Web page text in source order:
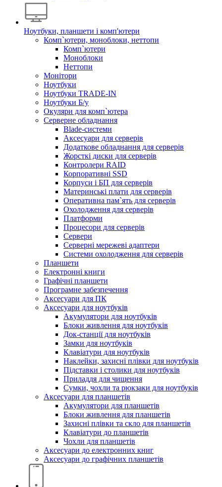
Ноутбуки, планшети і комп'ютери
Комп`ютери, моноблоки, неттопи
Комп`ютери
Моноблоки
Неттопи
Монітори
Ноутбуки
Ноутбуки TRADE-IN
Ноутбуки Б/у
Окуляри для комп`ютера
Серверне обладнання
Blade-системи
Аксесуари для серверів
Додаткове обладнання для серверів
Жорсткі диски для серверів
Контролери RAID
Корпоративні SSD
Корпуси і БП для серверів
Материнські плати для серверів
Оперативна пам`ять для серверів
Охолодження для серверів
Платформи
Процесори для серверів
Сервери
Серверні мережеві адаптери
Системи охолодження для серверів
Планшети
Електронні книги
Графічні планшети
Програмне забезпечення
Аксесуари для ПК
Аксесуари для ноутбуків
Акумулятори для ноутбуків
Блоки живлення для ноутбуків
Док-станції для ноутбуків
Замки для ноутбуків
Клавіатури для ноутбуків
Наклейки, захисні плівки для ноутбуків
Підставки і столики для ноутбуків
Приладдя для чищення
Сумки, чохли та рюкзаки для ноутбуків
Аксесуари для планшетів
Акумулятори для планшетів
Блоки живлення для планшетів
Захисні плівки та скло для планшетів
Клавіатури до планшетів
Чохли для планшетів
Аксесуари до електронних книг
Аксесуари дo графічних планшетів